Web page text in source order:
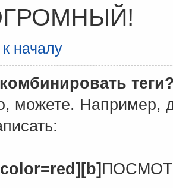
началу
можете. Например,